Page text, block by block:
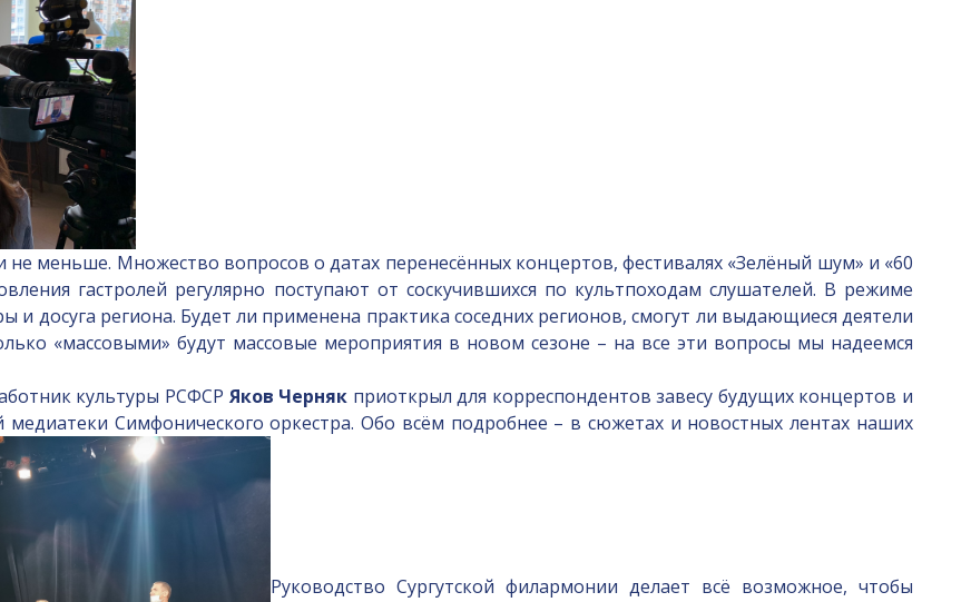
меньше. Множество вопросов о датах перенесённых концертов, фестивалях «Зелёный шум» и «60
гастролей регулярно поступают от соскучившихся по культпоходам слушателей. В режиме
и досуга региона. Будет ли применена практика соседних регионов, смогут ли выдающиеся деятели
«массовыми» будут массовые мероприятия в новом сезоне – на все эти вопросы мы надеемся
культуры РСФСР Яков Черняк приоткрыл для корреспондентов завесу будущих концертов и
Симфонического оркестра. Обо всём подробнее – в сюжетах и новостных лентах наших
Руководство Сургутской филармонии делает всё возможное, чтобы